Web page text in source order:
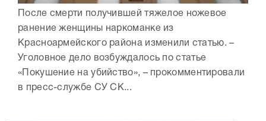
После смерти получившей тяжелое ножевое
ранение женщины наркоманке из
Красноармейского района изменили статью. –
Уголовное дело возбуждалось по статье
«Покушение на убийство», – прокомментировали
в пресс-службе СУ СК...